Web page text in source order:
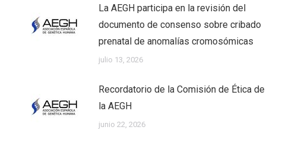
La AEGH participa en la revisión del
documento de consenso sobre cribado
prenatal de anomalías cromosómicas
julio 13, 2026
Recordatorio de la Comisión de Ética de
la AEGH
junio 22, 2026